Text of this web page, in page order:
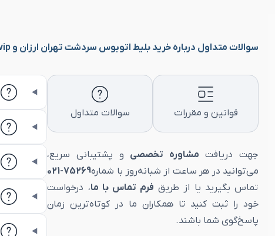
سوالات متداول درباره خرید بلیط اتوبوس سردشت تهران ارزان و vip
قوانین و مقررات سوالات متداول
جهت دریافت مشاوره تخصصی و پشتیبانی سریع،
می‌توانید در هر ساعت از شبانه‌روز با شماره75269-021
تماس بگیرید یا از طریق فرم تماس با ما، درخواست
خود را ثبت کنید تا همکاران ما در کوتاه‌ترین زمان
پاسخ‌گوی شما باشند.